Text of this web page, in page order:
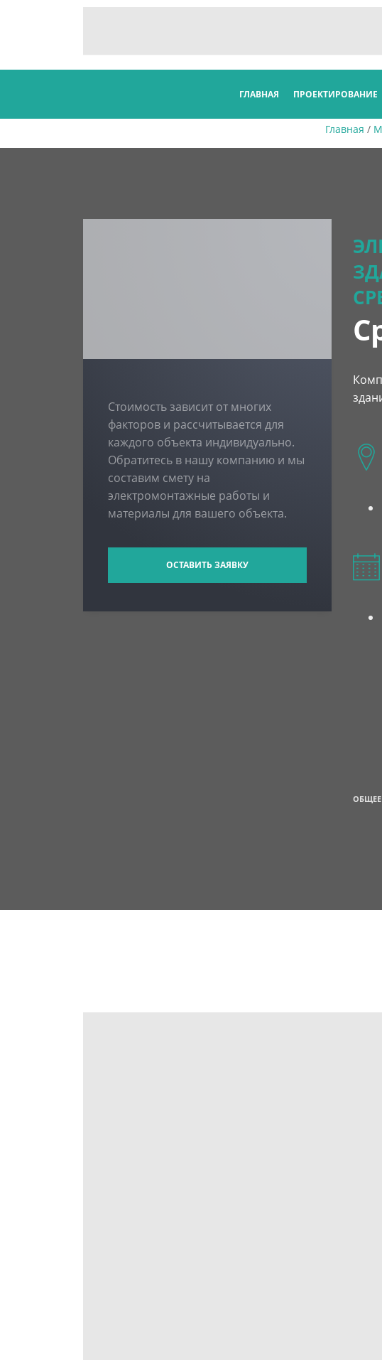
ГЛАВНАЯ ПРОЕКТИРОВАНИЕ
Главная /
Стоимость зависит от многих
факторов и рассчитывается для
каждого объекта индивидуально.
Обратитесь в нашу компанию и мы
составим смету на
электромонтажные работы и
материалы для вашего объекта.
ОСТАВИТЬ ЗАЯВКУ